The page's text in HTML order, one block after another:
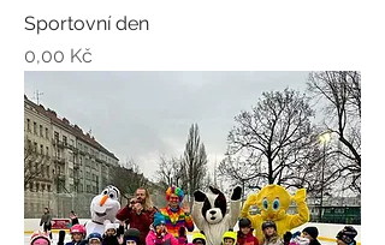
Sportovní den
Cena
0,00 Kč